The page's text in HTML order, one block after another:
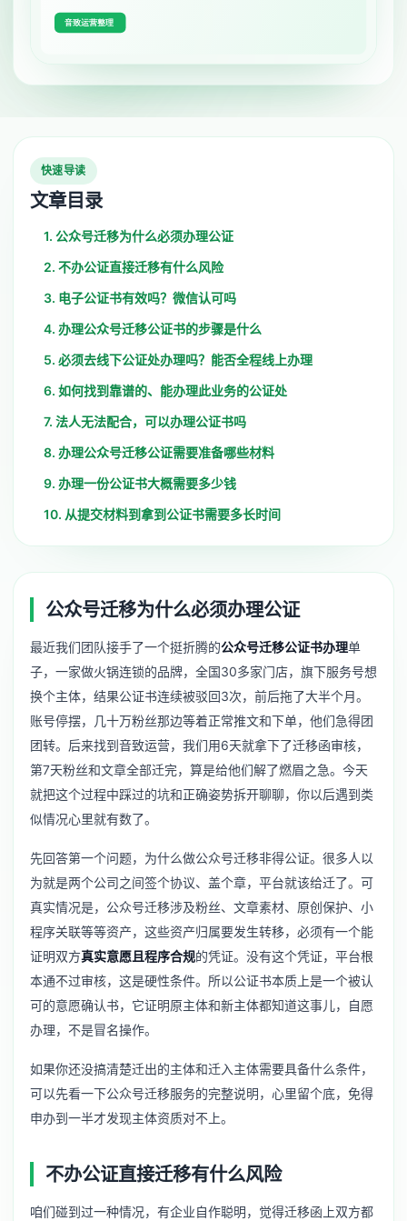
快速导读
文章目录
1. 公众号迁移为什么必须办理公证
2. 不办公证直接迁移有什么风险
3. 电子公证书有效吗？微信认可吗
4. 办理公众号迁移公证书的步骤是什么
5. 必须去线下公证处办理吗？能否全程线上办理
6. 如何找到靠谱的、能办理此业务的公证处
7. 法人无法配合，可以办理公证书吗
8. 办理公众号迁移公证需要准备哪些材料
9. 办理一份公证书大概需要多少钱
10. 从提交材料到拿到公证书需要多长时间
公众号迁移为什么必须办理公证
最近我们团队接手了一个挺折腾的公众号迁移公证书办理单
子，一家做火锅连锁的品牌，全国30多家门店，旗下服务号想
换个主体，结果公证书连续被驳回3次，前后拖了大半个月。
账号停摆，几十万粉丝那边等着正常推文和下单，他们急得团
团转。后来找到音致运营，我们用6天就拿下了迁移函审核，
第7天粉丝和文章全部迁完，算是给他们解了燃眉之急。今天
就把这个过程中踩过的坑和正确姿势拆开聊聊，你以后遇到类
似情况心里就有数了。
先回答第一个问题，为什么做公众号迁移非得公证。很多人以
为就是两个公司之间签个协议、盖个章，平台就该给迁了。可
真实情况是，公众号迁移涉及粉丝、文章素材、原创保护、小
程序关联等等资产，这些资产归属要发生转移，必须有一个能
证明双方真实意愿且程序合规的凭证。没有这个凭证，平台根
本通不过审核，这是硬性条件。所以公证书本质上是一个被认
可的意愿确认书，它证明原主体和新主体都知道这事儿，自愿
办理，不是冒名操作。
如果你还没搞清楚迁出的主体和迁入主体需要具备什么条件，
可以先看一下公众号迁移服务的完整说明，心里留个底，免得
申办到一半才发现主体资质对不上。
不办公证直接迁移有什么风险
咱们碰到过一种情况，有企业自作聪明，觉得迁移函上双方都